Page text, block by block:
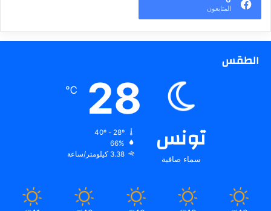
المتابعون
الطقس
تونس
سماء صافية
28
℃
66%
3.38 كيلومتر/ساعة